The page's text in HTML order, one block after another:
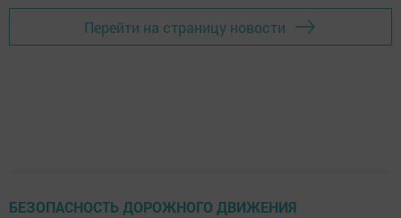
Перейти на страницу новости
БЕЗОПАСНОСТЬ ДОРОЖНОГО ДВИЖЕНИЯ